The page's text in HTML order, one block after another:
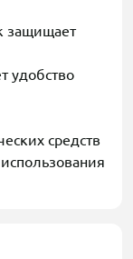
защищает
удобство
средств